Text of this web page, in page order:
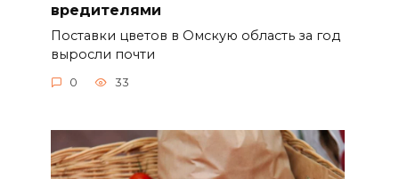
вредителями
Поставки цветов в Омскую область за год
выросли почти
0 33